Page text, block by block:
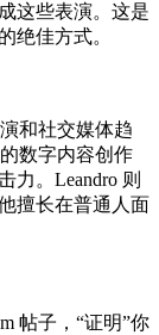
这些表演。这是
绝佳方式。
和社交媒体趋
数字内容创作
力。Leandro 则
擅长在普通人面
帖子，“证明”你